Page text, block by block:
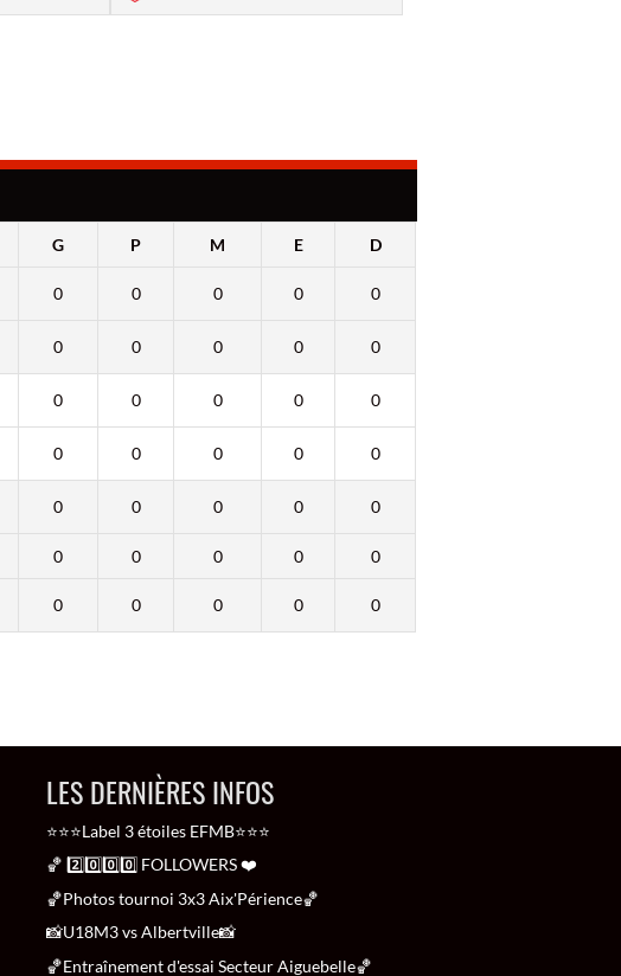
G P M E D
0 0 0 0 0
0 0 0 0 0
0 0 0 0 0
0 0 0 0 0
0 0 0 0 0
0 0 0 0 0
0 0 0 0 0
LES DERNIÈRES INFOS
⭐⭐⭐Label 3 étoiles EFMB⭐⭐⭐
🏀 2️⃣0️⃣0️⃣0️⃣ FOLLOWERS ❤️
🏀Photos tournoi 3x3 Aix'Périence🏀
📸U18M3 vs Albertville📸
🏀Entraînement d'essai Secteur Aiguebelle🏀